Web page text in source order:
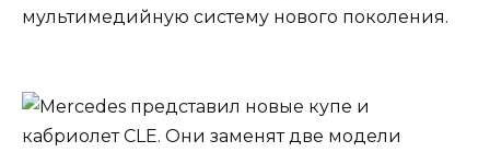
мультимедийную систему нового поколения.